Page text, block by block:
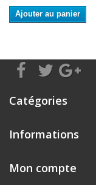
Ajouter au panier
Catégories
Informations
Mon compte